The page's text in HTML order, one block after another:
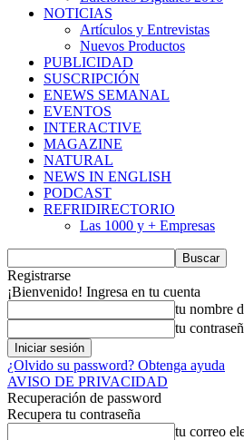
NOTICIAS
Artículos y Entrevistas
Nuevos Productos
PUBLICIDAD
SUSCRIPCIÓN
ENEWS SEMANAL
EVENTOS
INTERACTIVE
MAGAZINE
NATURAL
NEWS IN ENGLISH
PODCAST
REFRIDIRECTORIO
Las 1000 y + Empresas
Registrarse
¡Bienvenido! Ingresa en tu cuenta
tu nombre
tu
¿Olvido su password? Obtenga ayuda
AVISO DE PRIVACIDAD
Recuperación de password
Recupera tu contraseña
tu correo